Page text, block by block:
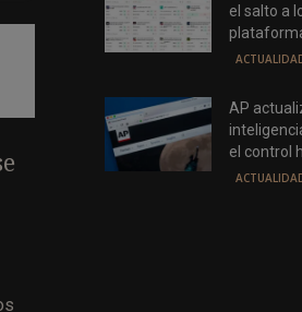
el salto a
AP
el control